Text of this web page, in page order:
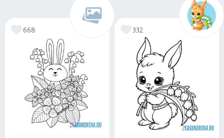
668 332